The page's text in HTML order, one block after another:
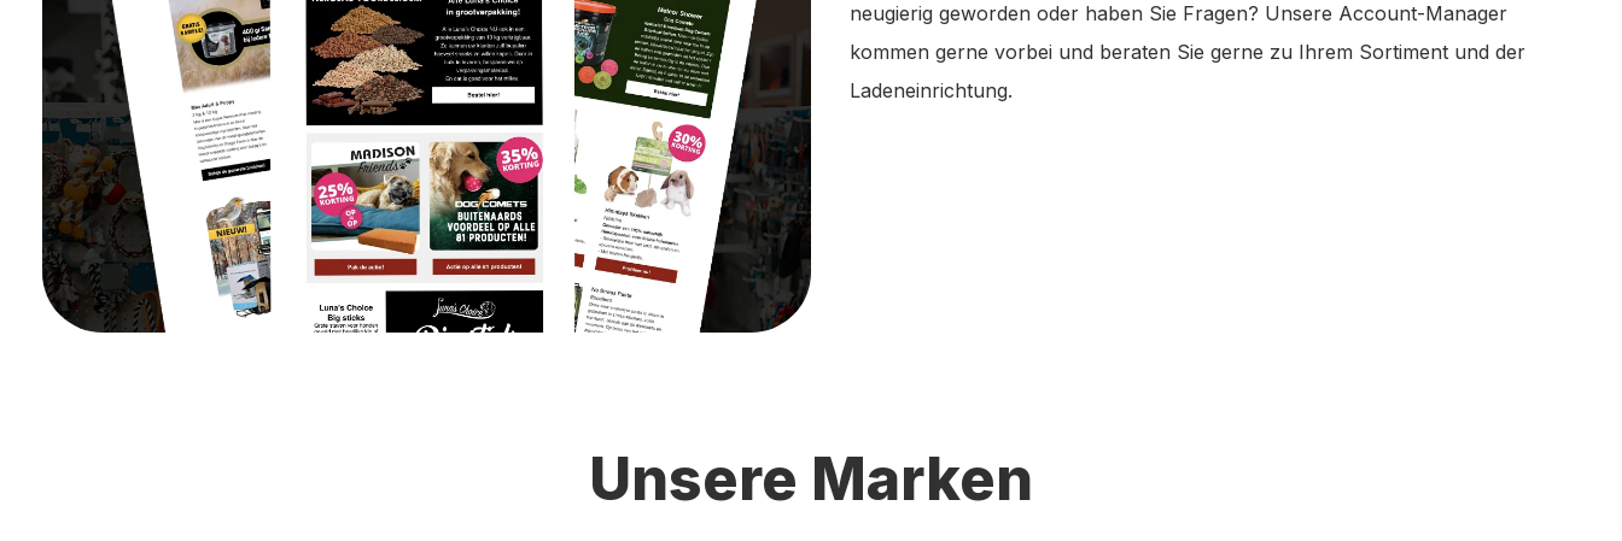
neugierig geworden oder haben Sie Fragen? Unsere Account-Manager
kommen gerne vorbei und beraten Sie gerne zu Ihrem Sortiment und der
Ladeneinrichtung.
Unsere Marken